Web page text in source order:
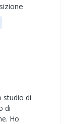
studio di
di
Ho